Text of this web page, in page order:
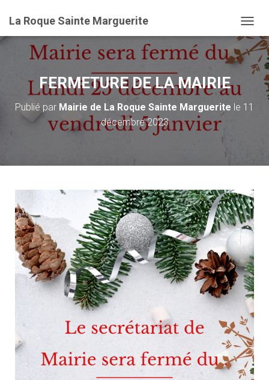
La Roque Sainte Marguerite
É
P
I
A
T
I
O
FERMETURE DE LA MAIRIE
Publié par Mairie de La Roque Sainte Marguerite le 11
décembre 2023